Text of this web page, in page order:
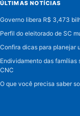
ÚLTIMAS NOTÍCIAS
Governo libera R$ 3,473
Perfil do eleitorado de SC
Confira dicas para planejar
Endividamento das famílias
CNC
O que você precisa saber